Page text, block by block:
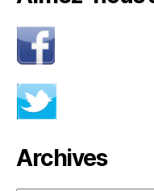
Archives